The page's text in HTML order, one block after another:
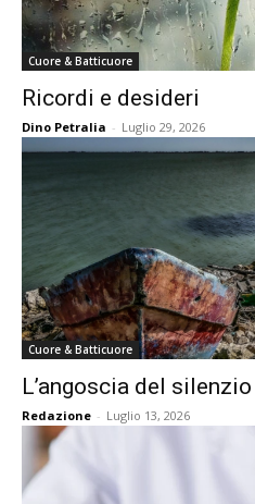
Cuore & Batticuore
Ricordi e desideri
Dino Petralia - Luglio 29, 2026
Cuore & Batticuore
L’angoscia del silenzio
Redazione - Luglio 13, 2026